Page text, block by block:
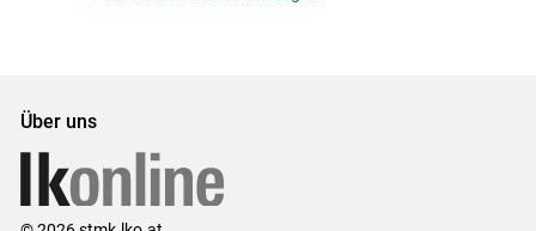
Über uns